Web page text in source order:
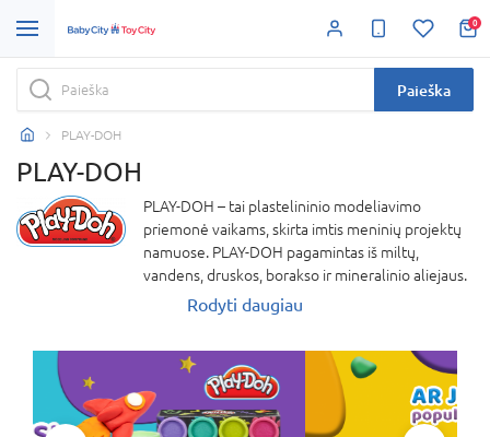
0
Paieška
PLAY-DOH
PLAY-DOH
PLAY-DOH – tai plastelininio modeliavimo
priemonė vaikams, skirta imtis meninių projektų
namuose. PLAY-DOH pagamintas iš miltų,
vandens, druskos, borakso ir mineralinio aliejaus.
Rodyti daugiau